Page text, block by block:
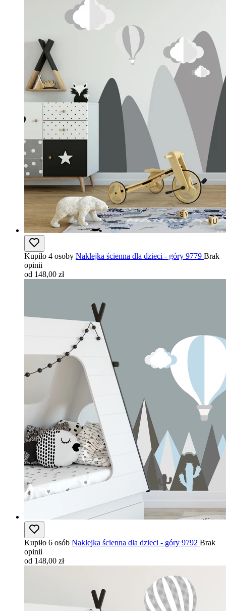
Kupiło 4 osoby Naklejka ścienna dla dzieci - góry 9779 Brak
opinii
od 148,00 zł
Kupiło 6 osób Naklejka ścienna dla dzieci - góry 9792 Brak
opinii
od 148,00 zł